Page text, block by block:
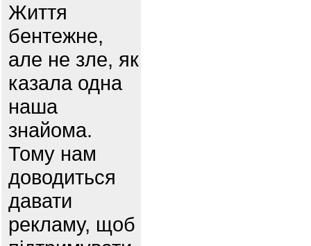
Життя
бентежне,
але не зле, як
казала одна
наша
знайома.
Тому нам
доводиться
давати
рекламу, щоб